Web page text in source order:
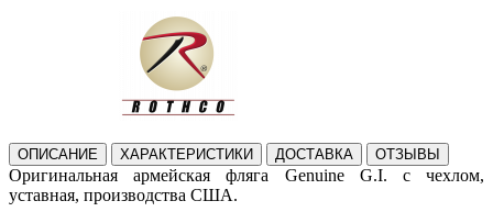
ОПИСАНИЕ ХАРАКТЕРИСТИКИ ДОСТАВКА ОТЗЫВЫ
Оригинальная армейская фляга Genuine G.I. с чехлом,
уставная, производства США.